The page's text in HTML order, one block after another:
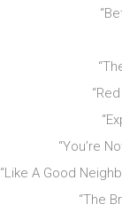
“You’re
“Like A Good
“The